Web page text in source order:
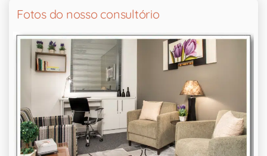
Fotos do nosso consultório